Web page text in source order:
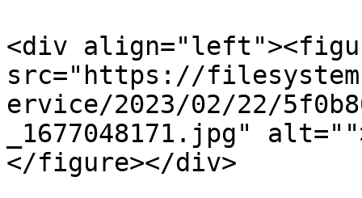
<div
src="https://
ervice/2023/02/22/
_1677048171.jpg"
</figure></div>